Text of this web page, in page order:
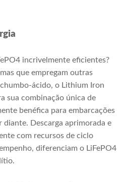
incrivelmente eficientes?
que empregam outras
ácido, o Lithium Iron
sua combinação única de
benéfica para embarcações
diante. Descarga aprimorada e
com recursos de ciclo
diferenciam o LiFePO4